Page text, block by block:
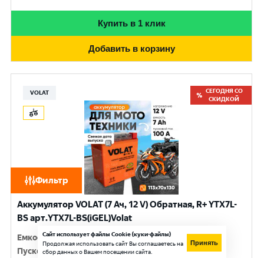
Фильтр
Купить в 1 клик
Добавить в корзину
VOLAT
СЕГОДНЯ СО
СКИДКОЙ
Аккумулятор VOLAT (7 Ач, 12 V) Обратная, R+ YTX7L-
BS арт.YTX7L-BS(iGEL)Volat
Емкость:7 Ач
Пусковой ток:100 A
Сайт использует файлы Cookie (куки-файлы)
Продолжая использовать сайт Вы соглашаетесь на
сбор данных о Вашем посещении сайта.
Принять